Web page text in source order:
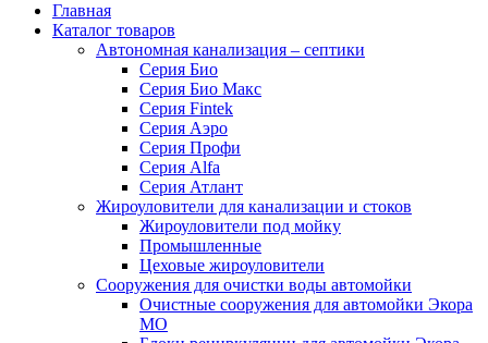
Главная
Каталог товаров
Автономная канализация – септики
Серия Био
Серия Био Макс
Серия Fintek
Серия Аэро
Серия Профи
Серия Alfa
Серия Атлант
Жироуловители для канализации и стоков
Жироуловители под мойку
Промышленные
Цеховые жироуловители
Сооружения для очистки воды автомойки
Очистные сооружения для автомойки Экора
МО